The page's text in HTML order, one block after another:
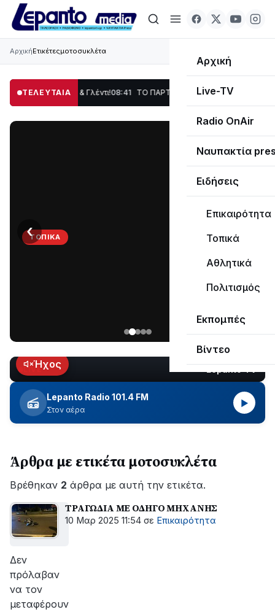
Αρχική
Live-TV
Radio OnAir
Ναυπακτία
Ειδήσεις
Επικαιρότητα
Τοπικά
Αθλητικά
Πολιτισμός
Εκπομπές
Βίντεο
ΑρχικήΕτικέτεςμοτοσυκλέτα
ΤΕΛΕΥΤΑΙΑ
Χορός & Γλέντι!08:41 ΤΟ ΠΑΡΤΥ ΣΥΝΕΧΙΖΕΤΑΙ… 19:47 Στο σκοτάδι
ΤΟΠΙΚΆ
Κωτσανά
για
τα
μεγάλα
έργα
‹
LIVEΉχος
Lepanto Radio 101.4 FM
Στον αέρα
▶
Άρθρα με ετικέτα μοτοσυκλέτα
Βρέθηκαν 2 άρθρα με αυτή την ετικέτα.
ΤΡΑΓΩΔΙΑ ΜΕ ΟΔΗΓΟ ΜΗΧΑΝΗΣ
10 Μαρ 2025 11:54 σε Επικαιρότητα
Δεν
πρόλαβαν
να τον
μεταφέρουν